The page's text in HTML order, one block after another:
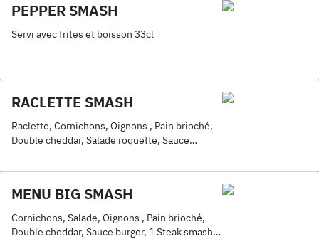
PEPPER SMASH
Servi avec frites et boisson 33cl
RACLETTE SMASH
Raclette, Cornichons, Oignons , Pain brioché,
Double cheddar, Salade roquette, Sauce
MENU BIG SMASH
Cornichons, Salade, Oignons , Pain brioché,
Double cheddar, Sauce burger, 1 Steak smashé,